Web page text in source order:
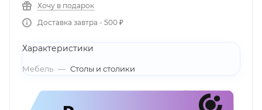
Хочу в подарок
Доставка завтра - 500 ₽
Характеристики
Мебель — Столы и столики